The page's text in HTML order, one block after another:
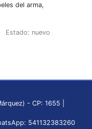
del arma,
Estado: nuevo
- CP: 1655 |
541132383260